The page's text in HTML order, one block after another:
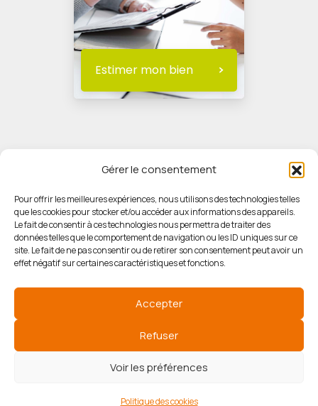
Gérer le consentement
Pour offrir les meilleures expériences, nous utilisons des technologies telles
que les cookies pour stocker et/ou accéder aux informations des appareils.
Le fait de consentir à ces technologies nous permettra de traiter des
données telles que le comportement de navigation ou les ID uniques sur ce
site. Le fait de ne pas consentir ou de retirer son consentement peut avoir un
effet négatif sur certaines caractéristiques et fonctions.
Accepter
Refuser
Voir les préférences
Politique des cookies
Estimer mon bien
© HORIZON IMMOBILIER
Mentions légales
Politique des cookies